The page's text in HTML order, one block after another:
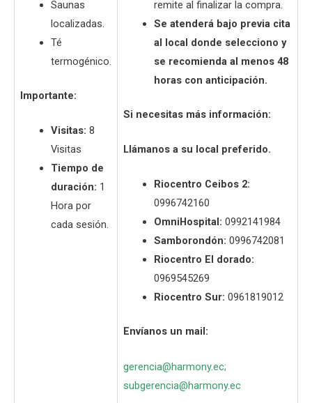
Saunas
localizadas.
Té
termogénico.
Importante:
Visitas: 8
Visitas
Tiempo de
duración: 1
Hora por
cada sesión.
remite al finalizar la compra.
Se atenderá bajo previa cita
al local donde selecciono y
se recomienda al menos 48
horas con anticipación.
Si necesitas más información:
Llámanos a su local preferido.
Riocentro Ceibos 2:
0996742160
OmniHospital: 0992141984
Samborondón: 0996742081
Riocentro El dorado:
0969545269
Riocentro Sur: 0961819012
Envíanos un mail:
gerencia@harmony.ec;
subgerencia@harmony.ec